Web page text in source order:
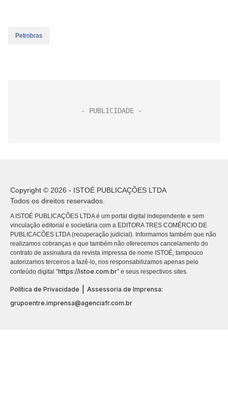
Petrobras
Copyright © 2026 - ISTOÉ PUBLICAÇÕES LTDA
Todos os direitos reservados.
A ISTOÉ PUBLICAÇÕES LTDA é um portal digital independente e sem
vinculação editorial e societária com a EDITORA TRES COMÉRCIO DE
PUBLICACÕES LTDA (recuperação judicial). Informamos também que não
realizamos cobranças e que também não oferecemos cancelamento do
contrato de assinatura da revista impressa de nome ISTOÉ, tampouco
autorizamos terceiros a fazê-lo, nos responsabilizamos apenas pelo
conteúdo digital “https://istoe.com.br” e seus respectivos sites.
Política de Privacidade
Assessoria de Imprensa:
grupoentre.imprensa@agenciafr.com.br